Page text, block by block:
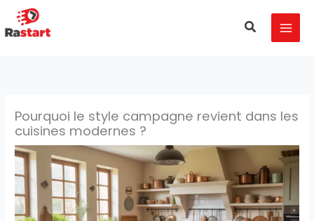
contenu
Pourquoi le style campagne revient dans les
cuisines modernes ?